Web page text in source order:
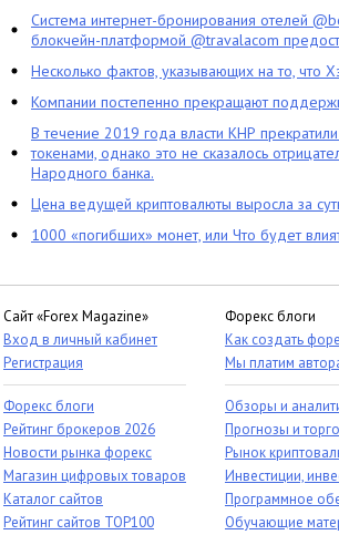
Система интернет-бронирования отелей
блокчейн-платформой @travalacom
Несколько фактов, указывающих на то, что
Компании постепенно прекращают
В течение 2019 года власти КНР
токенами, однако это не сказалось
Народного банка.
Цена ведущей криптовалюты выросла за
1000 «погибших» монет, или Что будет
Сайт «Forex Magazine»
Вход в личный кабинет
Регистрация
Форекс блоги
Рейтинг брокеров 2026
Новости рынка форекс
Магазин цифровых товаров
Каталог сайтов
Рейтинг сайтов TOP100
Форекс блоги
Как создать
Мы платим
Обзоры и
Прогнозы и
Рынок
Инвестиции,
Программное
Обучающие